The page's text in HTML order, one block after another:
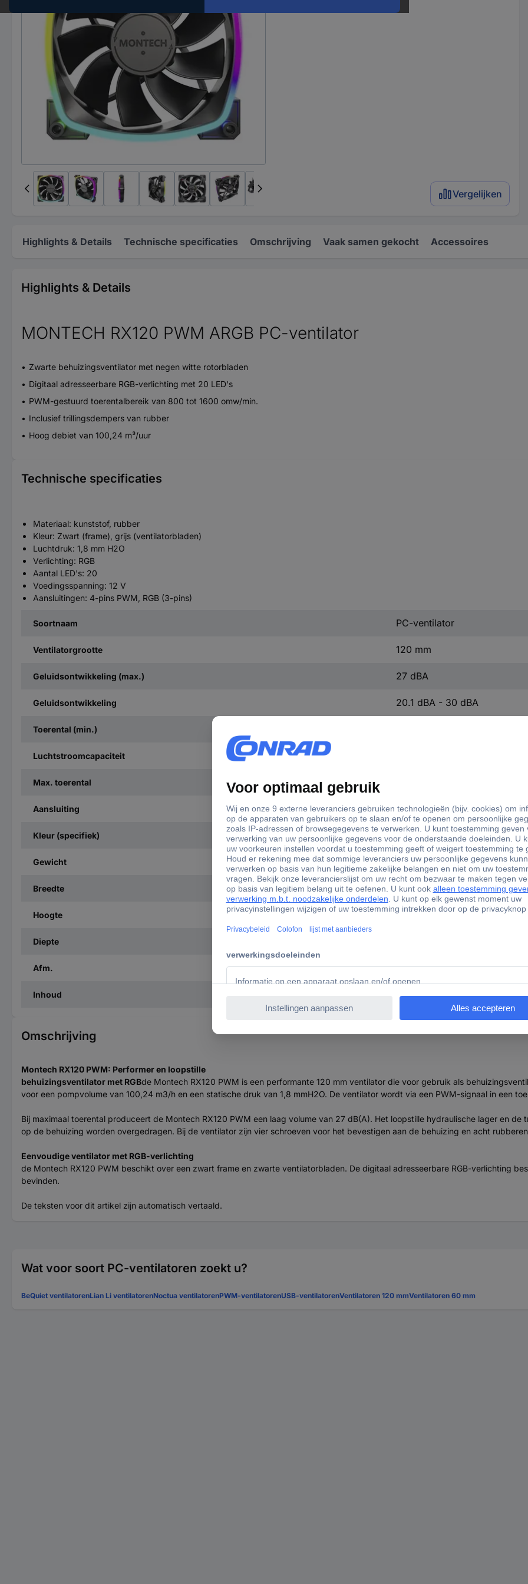
Vergelijken
Highlights & Details Technische specificaties Omschrijving Vaak samen gekocht Accessoires
Highlights & Details
MONTECH RX120 PWM ARGB PC-ventilator
Zwarte behuizingsventilator met negen witte rotorbladen
Digitaal adresseerbare RGB-verlichting met 20 LED's
PWM-gestuurd toerentalbereik van 800 tot 1600 omw/min.
Inclusief trillingsdempers van rubber
Hoog debiet van 100,24 m³/uur
Technische specificaties
Materiaal: kunststof, rubber
Kleur: Zwart (frame), grijs (ventilatorbladen)
Luchtdruk: 1,8 mm H2O
Verlichting: RGB
Aantal LED's: 20
Voedingsspanning: 12 V
Aansluitingen: 4-pins PWM, RGB (3-pins)
Soortnaam PC-ventilator
Ventilatorgrootte 120 mm
Geluidsontwikkeling (max.) 27 dBA
Geluidsontwikkeling 20.1 dBA - 30 dBA
Toerental (min.)
Luchtstroomcapaciteit
Max. toerental
Aansluiting 4-pins PWM
Kleur (specifiek) Zwart
Gewicht 170 g
Breedte 120 mm
Hoogte 120 mm
Diepte
Afm. (b x h x d) 120 x 120 x 25
Inhoud 1 stuk(s)
Omschrijving
Montech RX120 PWM: Performer en loopstille
behuizingsventilator met RGBde Montech RX120 PWM is een performante 120 mm ventilator die voor gebruik als
voor een pompvolume van 100,24 m3/h en een statische druk van 1,8 mmH2O. De ventilator wordt via een PWM-signaal in een
Bij maximaal toerental produceert de Montech RX120 PWM een laag volume van 27 dB(A). Het loopstille hydraulische lager en
op de behuizing worden overgedragen. Bij de ventilator zijn vier schroeven voor het bevestigen aan de behuizing en acht
Eenvoudige ventilator met RGB-verlichting
de Montech RX120 PWM beschikt over een zwart frame en zwarte ventilatorbladen. De digitaal adresseerbare RGB-verlichting
bevinden.
De teksten voor dit artikel zijn automatisch vertaald.
Wat voor soort PC-ventilatoren zoekt u?
BeQuiet ventilatorenLian Li ventilatorenNoctua ventilatorenPWM-ventilatorenUSB-ventilatorenVentilatoren 120 mmVentilatoren 60 mm